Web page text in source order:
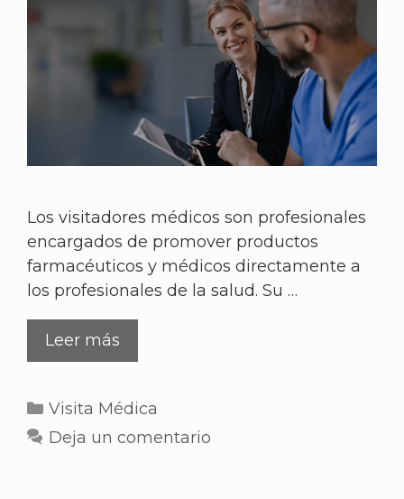
Los visitadores médicos son profesionales
encargados de promover productos
farmacéuticos y médicos directamente a
los profesionales de la salud. Su …
Leer más
Visita Médica
Deja un comentario